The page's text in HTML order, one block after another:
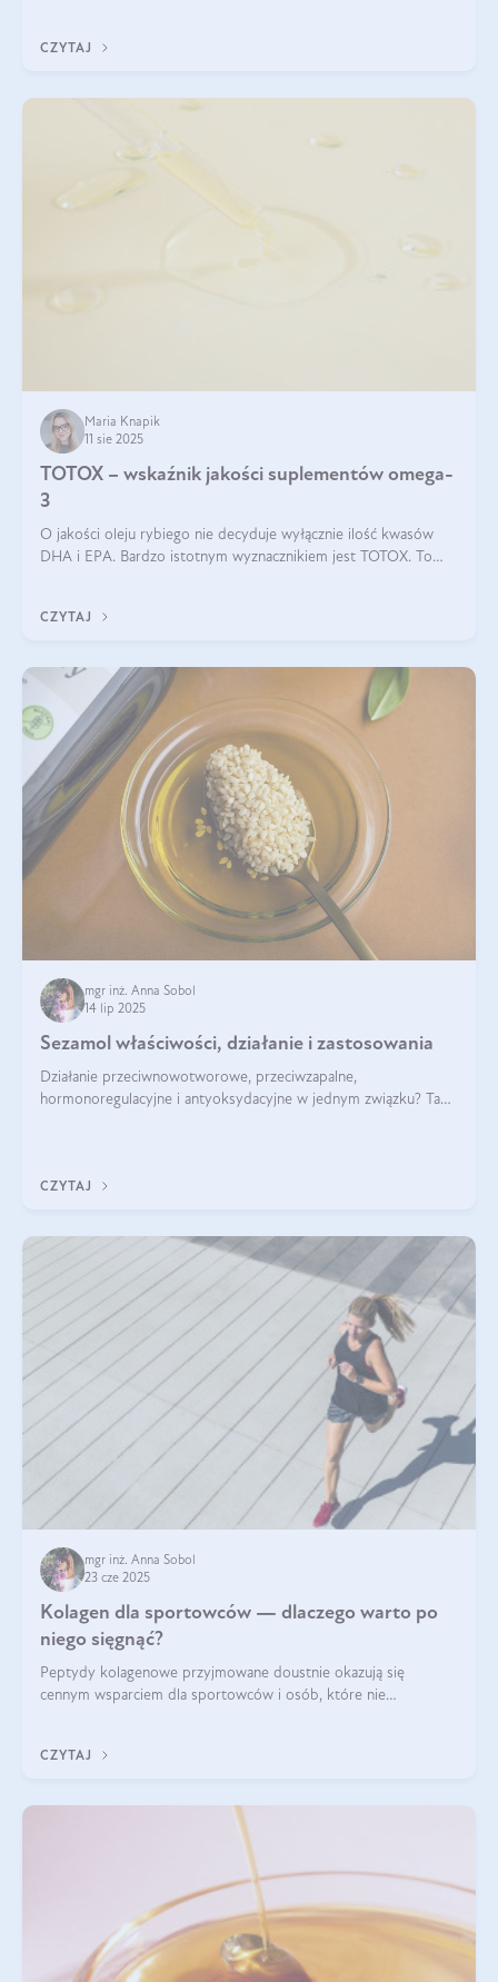
CZYTAJ
Maria Knapik
11 sie 2025
TOTOX – wskaźnik jakości suplementów omega-
3
O jakości oleju rybiego nie decyduje wyłącznie ilość kwasów
DHA i EPA. Bardzo istotnym wyznacznikiem jest TOTOX. To
CZYTAJ
mgr inż. Anna Sobol
14 lip 2025
Sezamol właściwości, działanie i zastosowania
Działanie przeciwnowotworowe, przeciwzapalne,
hormonoregulacyjne i antyoksydacyjne w jednym związku? Tak
CZYTAJ
mgr inż. Anna Sobol
23 cze 2025
Kolagen dla sportowców — dlaczego warto po
niego sięgnąć?
Peptydy kolagenowe przyjmowane doustnie okazują się
cennym wsparciem dla sportowców i osób, które nie
CZYTAJ